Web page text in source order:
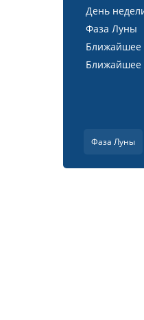
День
Фаза Луны
Ближайшее
Ближайшее
Фаза Луны